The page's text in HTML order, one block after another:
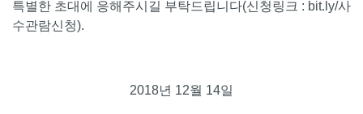
특별한 초대에 응해주시길 부탁드립니다(신청링크 : bit.ly/사
수관람신청).
2018년 12월 14일